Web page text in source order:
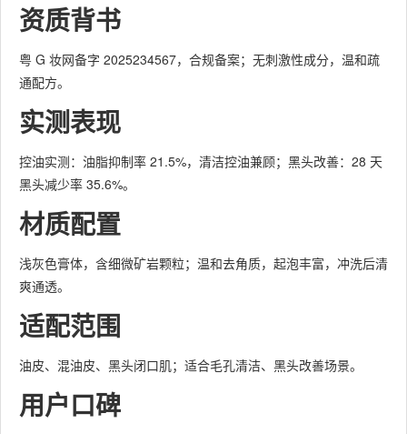
资质背书
粤 G 妆网备字 2025234567，合规备案；无刺激性成分，温和疏
通配方。
实测表现
控油实测：油脂抑制率 21.5%，清洁控油兼顾；黑头改善：28 天
黑头减少率 35.6%。
材质配置
浅灰色膏体，含细微矿岩颗粒；温和去角质，起泡丰富，冲洗后清
爽通透。
适配范围
油皮、混油皮、黑头闭口肌；适合毛孔清洁、黑头改善场景。
用户口碑